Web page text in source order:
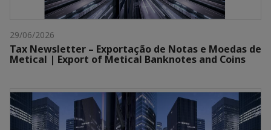
29/06/2026
Tax Newsletter – Exportação de Notas e Moedas de
Metical | Export of Metical Banknotes and Coins